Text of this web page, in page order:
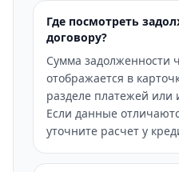
Где посмотреть
договору?
Сумма задолженности
отображается в
разделе платежей или
Если данные
уточните расчет у